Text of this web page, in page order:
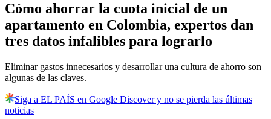
Cómo ahorrar la cuota inicial de un
apartamento en Colombia, expertos dan
tres datos infalibles para lograrlo
Eliminar gastos innecesarios y desarrollar una cultura de ahorro son
algunas de las claves.
Siga a EL PAÍS en Google Discover y no se pierda las últimas
noticias